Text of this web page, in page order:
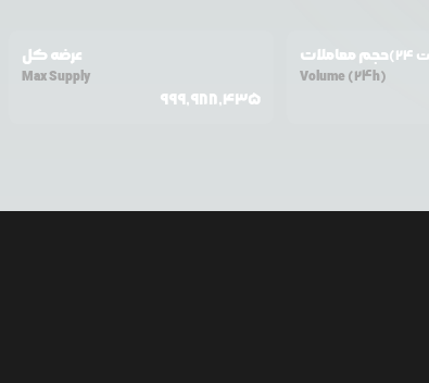
عرضه کل
Max Supply
999,988,435
حجم معاملات
Volume (24h)